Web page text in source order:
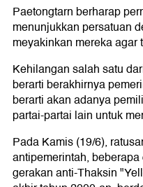
Paetongtarn berharap
menunjukkan persatuan
meyakinkan mereka agar
Kehilangan salah satu
berarti berakhirnya
berarti akan adanya
partai-partai lain untuk
Pada Kamis (19/6),
antipemerintah,
gerakan anti-Thaksin